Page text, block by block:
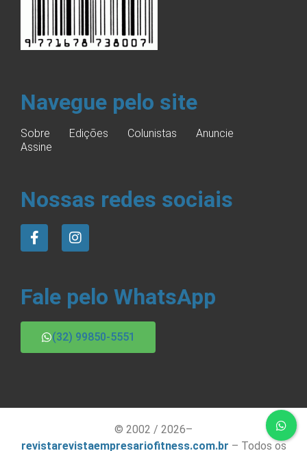
Navegue pelo site
Sobre Edições Colunistas
Anuncie
Assine
Nossas redes sociais
Fale pelo WhatsApp
(32) 99850-5551
© 2002 / 2026–
revistarevistaempresariofitness.com.br – Todos os